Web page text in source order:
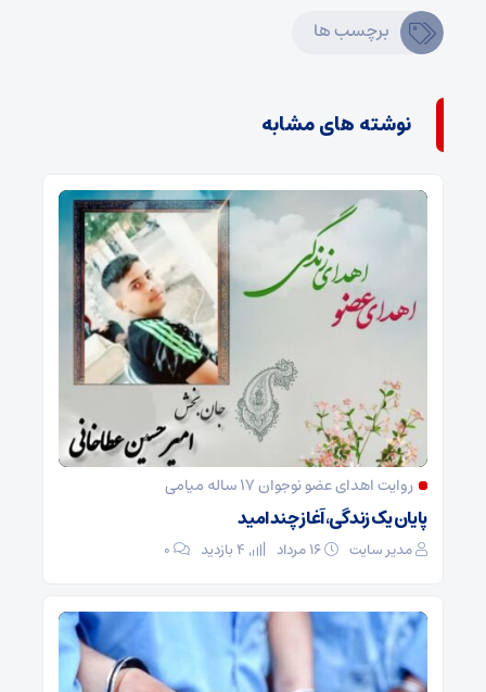
برچسب ها
نوشته های مشابه
روایت اهدای عضو نوجوان ۱۷ ساله میامی
پایان یک زندگی، آغاز چند امید
مدیر سایت ۰